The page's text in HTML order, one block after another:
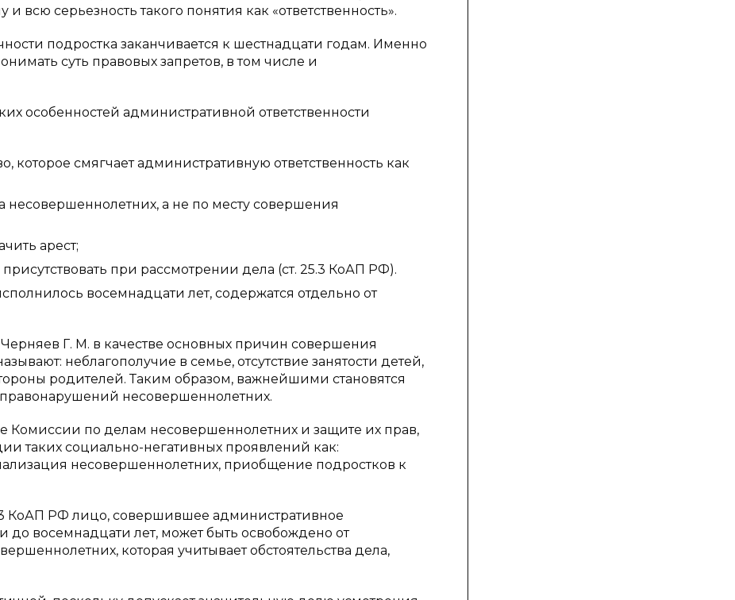
всю серьезность такого понятия как «ответственность».
подростка заканчивается к шестнадцати годам. Именно
суть правовых запретов, в том числе и
особенностей административной ответственности
которое смягчает административную ответственность как
несовершеннолетних, а не по месту совершения
арест;
при рассмотрении дела (ст. 25.3 КоАП РФ).
восемнадцати лет, содержатся отдельно от
Г. М. в качестве основных причин совершения
неблагополучие в семье, отсутствие занятости детей,
родителей. Таким образом, важнейшими становятся
несовершеннолетних.
Комиссии по делам несовершеннолетних и защите их прав,
таких социально-негативных проявлений как:
несовершеннолетних, приобщение подростков к
КоАП РФ лицо, совершившее административное
до восемнадцати лет, может быть освобождено от
которая учитывает обстоятельства дела,